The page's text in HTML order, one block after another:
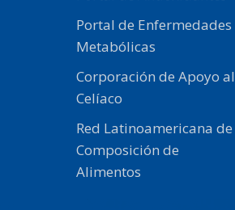
Portal de Enfermedades
Metabólicas
Corporación de Apoyo al
Celíaco
Red Latinoamericana de
Composición de
Alimentos